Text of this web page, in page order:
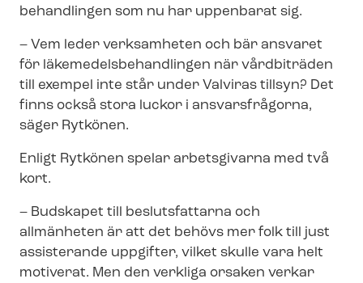
be­hand­ling­en som nu har uppenbarat sig.
– Vem leder verksamheten och bär ansvaret
för lä­ke­me­dels­be­hand­ling­en när vårdbiträden
till exempel inte står under Valviras tillsyn? Det
finns också stora luckor i ansvarsfrågorna,
säger Rytkönen.
Enligt Rytkönen spelar arbetsgivarna med två
kort.
– Budskapet till beslutsfattarna och
allmänheten är att det behövs mer folk till just
assisterande uppgifter, vilket skulle vara helt
motiverat. Men den verkliga orsaken verkar